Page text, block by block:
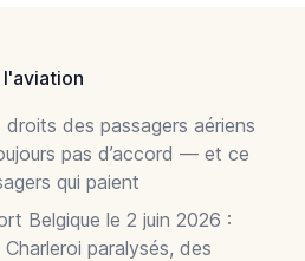
des passagers aériens
pas d’accord — et ce
qui paient
Belgique le 2 juin 2026 :
paralysés, des